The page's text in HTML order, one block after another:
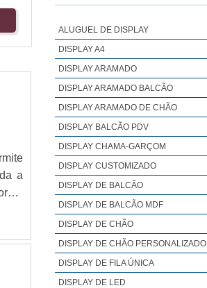
a
ALUGUEL DE DISPLAY
DISPLAY A4
DISPLAY ARAMADO
DISPLAY ARAMADO BALCÃO
DISPLAY ARAMADO DE CHÃO
DISPLAY BALCÃO PDV
DISPLAY CHAMA-GARÇOM
DISPLAY CUSTOMIZADO
DISPLAY DE BALCÃO
DISPLAY DE BALCÃO MDF
DISPLAY DE CHÃO
DISPLAY DE CHÃO PERSONALIZADO
DISPLAY DE FILA ÚNICA
DISPLAY DE LED